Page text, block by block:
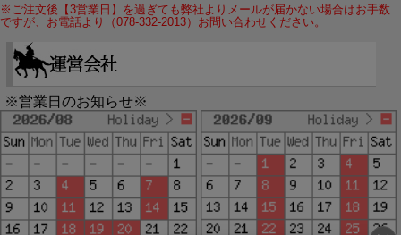
※ご注文後【3営業日】を過ぎても弊社よりメールが届かない場合はお手数
ですが、お電話より（078-332-2013）お問い合わせください。
※営業日のお知らせ※